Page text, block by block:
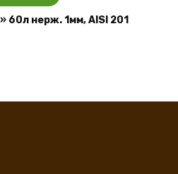
60л нерж. 1мм, AISI 201